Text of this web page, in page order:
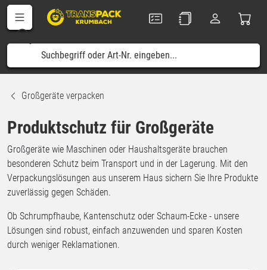
Großgeräte verpacken
Produktschutz für Großgeräte
Großgeräte wie Maschinen oder Haushaltsgeräte brauchen
besonderen Schutz beim Transport und in der Lagerung. Mit den
Verpackungslösungen aus unserem Haus sichern Sie Ihre Produkte
zuverlässig gegen Schäden.
Ob Schrumpfhaube, Kantenschutz oder Schaum-Ecke - unsere
Lösungen sind robust, einfach anzuwenden und sparen Kosten
durch weniger Reklamationen.